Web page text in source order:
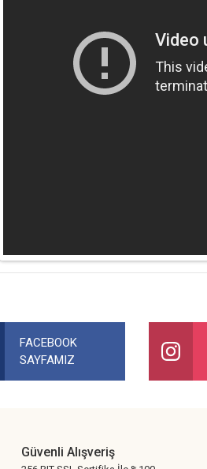
Bu ürüne benzer farklı alternatifler olmalı.
FACEBOOK
SAYFAMIZ
Güvenli Alışveriş